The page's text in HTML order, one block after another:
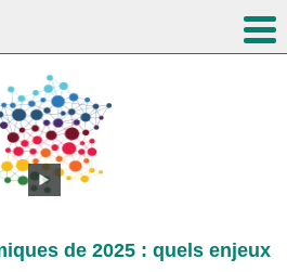
de 2025 : quels enjeux